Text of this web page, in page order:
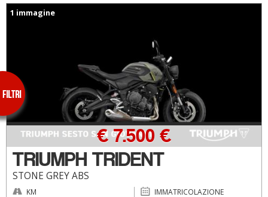
1 immagine
TRIUMPH TRIDENT
STONE GREY ABS
€ 7.500 €
KM IMMATRICOLAZIONE